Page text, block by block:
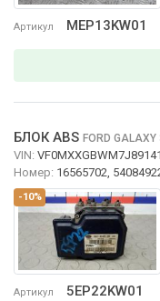
Артикул MEP13KW01
-10%
Артикул 5EP22KW01
БЛОК ABS FORD GALAXY
VIN: VF0MXXGBWM7J89141
Номер: 16565702,